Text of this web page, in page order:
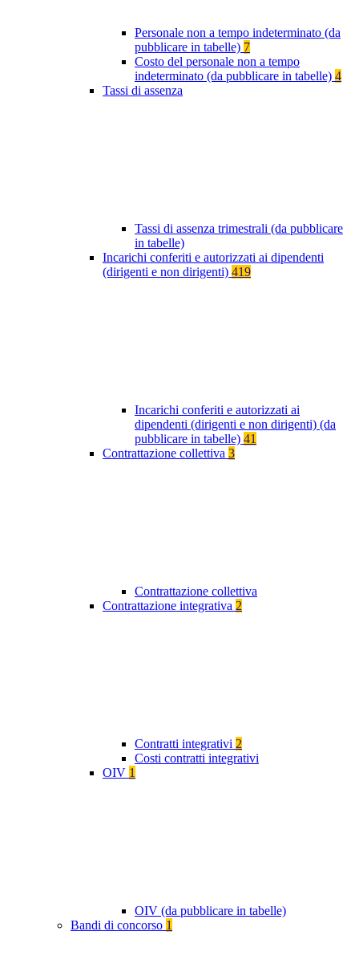
Personale non a tempo indeterminato (da
pubblicare in tabelle) 7
Costo del personale non a tempo
indeterminato (da pubblicare in tabelle) 4
Tassi di assenza
Tassi di assenza trimestrali (da pubblicare
in tabelle)
Incarichi conferiti e autorizzati ai dipendenti
(dirigenti e non dirigenti) 419
Incarichi conferiti e autorizzati ai
dipendenti (dirigenti e non dirigenti) (da
pubblicare in tabelle) 41
Contrattazione collettiva 3
Contrattazione collettiva
Contrattazione integrativa 2
Contratti integrativi 2
Costi contratti integrativi
OIV 1
OIV (da pubblicare in tabelle)
Bandi di concorso 1